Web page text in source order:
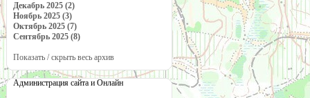
Декабрь 2025 (2)
Ноябрь 2025 (3)
Октябрь 2025 (7)
Сентябрь 2025 (8)
Показать / скрыть весь архив
Администрация сайта и Онлайн